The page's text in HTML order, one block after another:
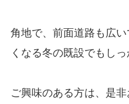
角地で、前面道路も広
くなる冬の既設でもし
ご興味のある方は、是非